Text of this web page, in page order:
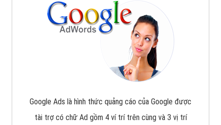
Google Ads là hình thức quảng cáo của Google được
tài trợ có chữ Ad gồm 4 ví trí trên cùng và 3 vị trí